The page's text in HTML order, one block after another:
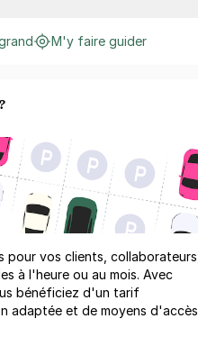
M'y faire guider
pour vos clients, collaborateurs,
à l'heure ou au mois. Avec
bénéficiez d'un tarif
adaptée et de moyens d'accès